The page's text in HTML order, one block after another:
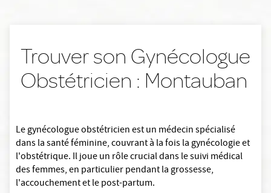
Trouver son Gynécologue
Obstétricien : Montauban
Le gynécologue obstétricien est un médecin spécialisé
dans la santé féminine, couvrant à la fois la gynécologie et
l'obstétrique. Il joue un rôle crucial dans le suivi médical
des femmes, en particulier pendant la grossesse,
l'accouchement et le post-partum.